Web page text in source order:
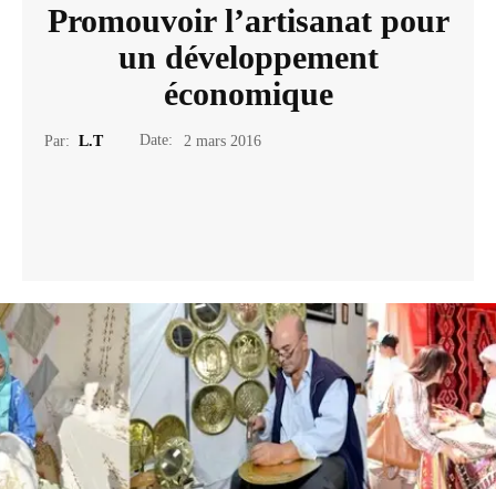
Promouvoir l’artisanat pour
un développement
économique
Par: L.T Date: 2 mars 2016